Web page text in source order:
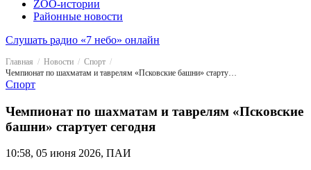
ZOO-истории
Районные новости
Слушать радио «7 небо» онлайн
Главная Новости
Спорт
Чемпионат по шахматам и таврелям «Псковские башни» стартует сегодня
Спорт
Чемпионат по шахматам и таврелям «Псковские
башни» стартует сегодня
10:58, 05 июня 2026, ПАИ